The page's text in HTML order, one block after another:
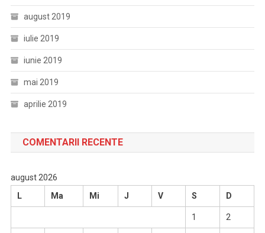
august 2019
iulie 2019
iunie 2019
mai 2019
aprilie 2019
COMENTARII RECENTE
august 2026
L
Ma Mi J V S D
1 2